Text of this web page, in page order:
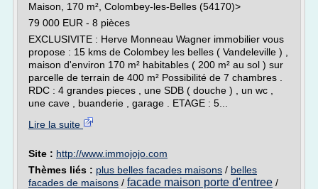
Maison, 170 m², Colombey-les-Belles (54170)>
79 000 EUR - 8 pièces
EXCLUSIVITE : Herve Monneau Wagner immobilier vous
propose : 15 kms de Colombey les belles ( Vandeleville ) ,
maison d'environ 170 m² habitables ( 200 m² au sol ) sur
parcelle de terrain de 400 m² Possibilité de 7 chambres .
RDC : 4 grandes pieces , une SDB ( douche ) , un wc ,
une cave , buanderie , garage . ETAGE : 5...
Lire la suite
Site : http://www.immojojo.com
Thèmes liés : plus belles facades maisons / belles
facades de maisons / facade maison porte d'entree /